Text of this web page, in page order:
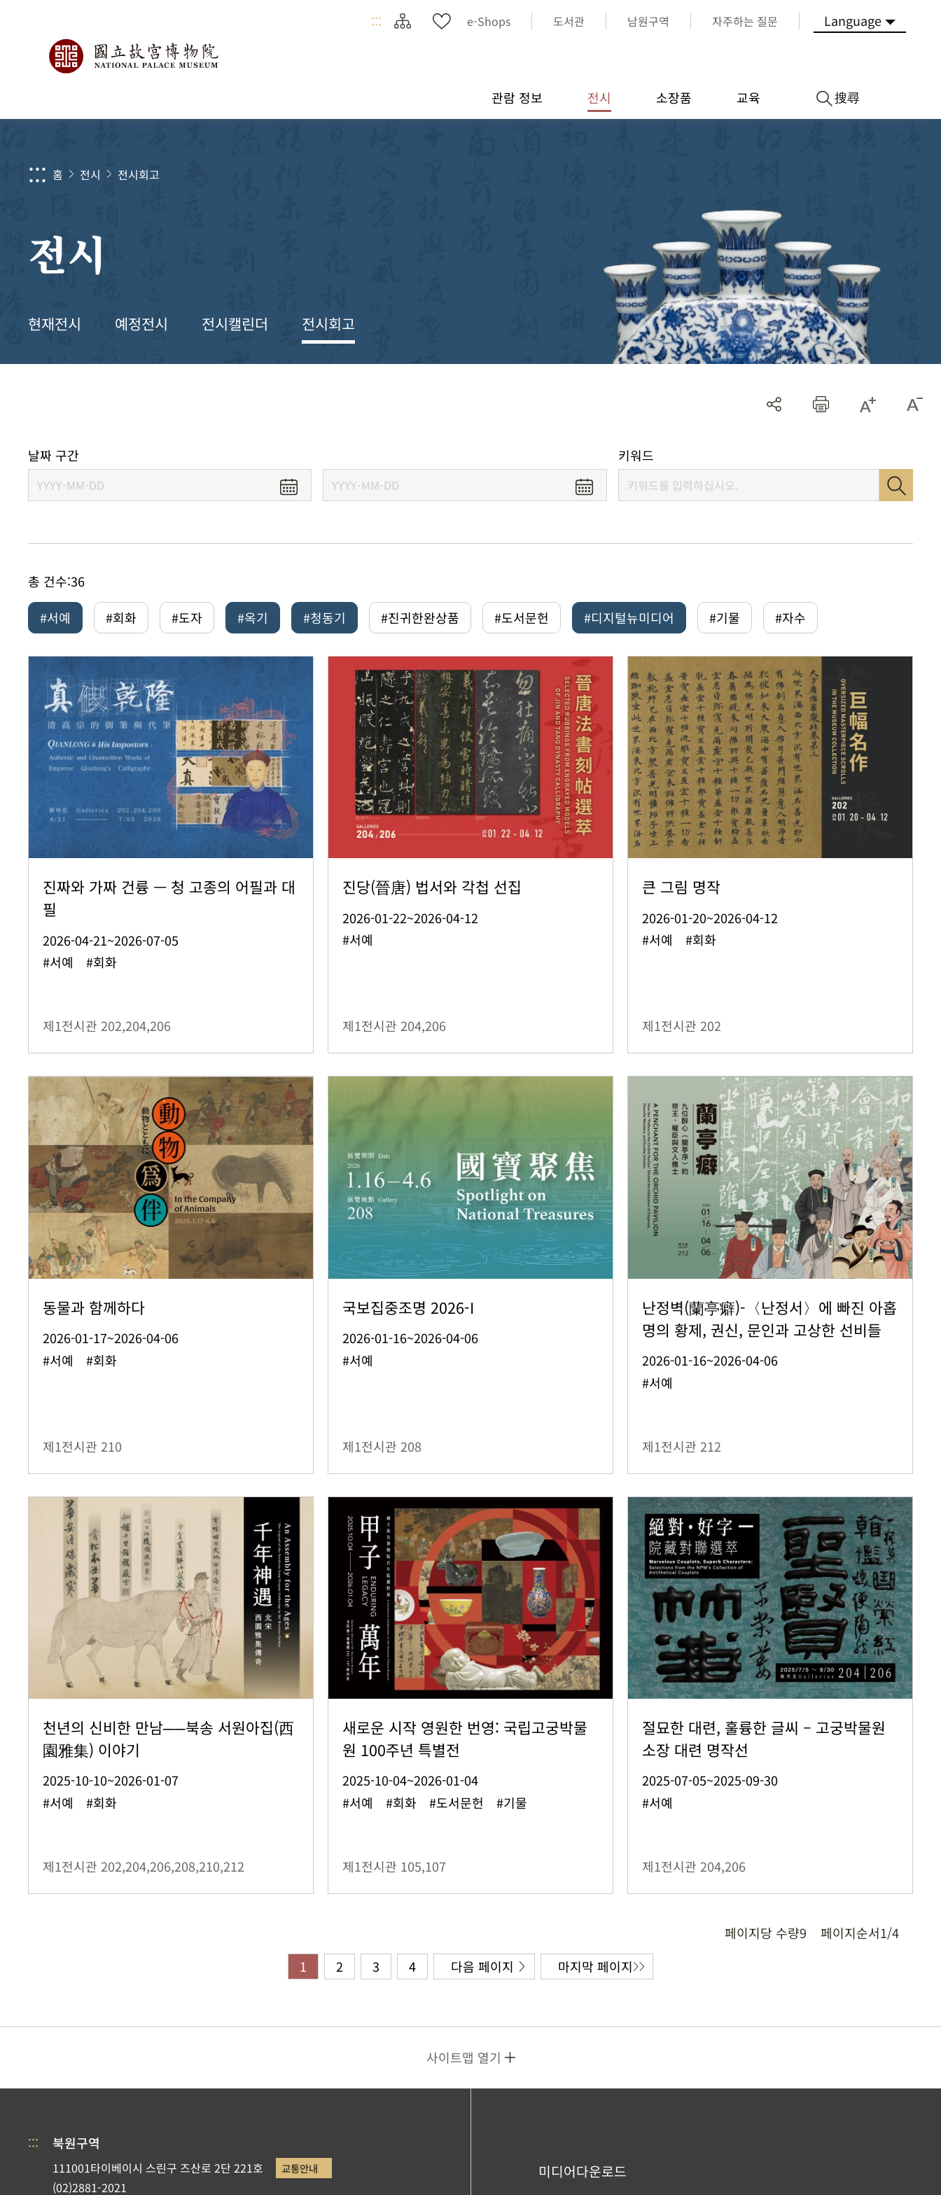
::: e-Shops 도서관 남원구역 자주하는 질문 Language
관람 정보 전시 소장품 교육 搜尋
::: 홈 전시 전시회고
전시
현재전시 예정전시 전시캘린더 전시회고
날짜 구간 키워드
총 건수:36
#서예
#회화 #도자 #옥기 #청동기 #진귀한완상품 #도서문헌 #디지털뉴미디어 #기물 #자수
진짜와 가짜 건륭 — 청 고종의 어필과 대
필
2026-04-21~2026-07-05
#서예 #회화
제1전시관 202,204,206
진당(晉唐) 법서와 각첩 선집
2026-01-22~2026-04-12
#서예
제1전시관 204,206
큰 그림 명작
2026-01-20~2026-04-12
#서예 #회화
제1전시관 202
동물과 함께하다
2026-01-17~2026-04-06
#서예 #회화
제1전시관 210
국보집중조명 2026-I
2026-01-16~2026-04-06
#서예
제1전시관 208
난정벽(蘭亭癖)-〈난정서〉에 빠진 아홉
명의 황제, 권신, 문인과 고상한 선비들
2026-01-16~2026-04-06
#서예
제1전시관 212
천년의 신비한 만남──북송 서원아집(西
園雅集) 이야기
2025-10-10~2026-01-07
#서예 #회화
제1전시관 202,204,206,208,210,212
새로운 시작 영원한 번영: 국립고궁박물
원 100주년 특별전
2025-10-04~2026-01-04
#서예 #회화 #도서문헌 #기물
제1전시관 105,107
절묘한 대련, 훌륭한 글씨 – 고궁박물원
소장 대련 명작선
2025-07-05~2025-09-30
#서예
제1전시관 204,206
페이지당 수량9 페이지순서1/4
1
2 3 4 다음 페이지 마지막 페이지
사이트맵 열기
::: 북원구역
111001타이베이시 스린구 즈산로 2단 221호 교통안내
(02)2881-2021
미디어다운로드